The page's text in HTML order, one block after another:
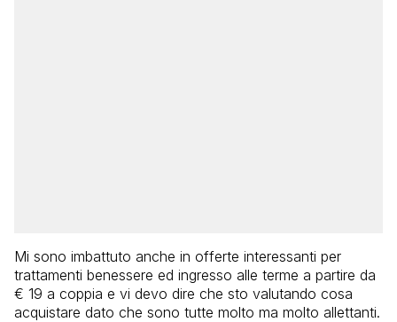
Mi sono imbattuto anche in offerte interessanti per
trattamenti benessere ed ingresso alle terme a partire da
€ 19 a coppia e vi devo dire che sto valutando cosa
acquistare dato che sono tutte molto ma molto allettanti.